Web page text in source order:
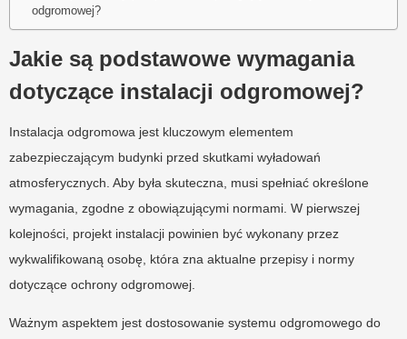
odgromowej?
Jakie są podstawowe wymagania
dotyczące instalacji odgromowej?
Instalacja odgromowa jest kluczowym elementem
zabezpieczającym budynki przed skutkami wyładowań
atmosferycznych. Aby była skuteczna, musi spełniać określone
wymagania, zgodne z obowiązującymi normami. W pierwszej
kolejności, projekt instalacji powinien być wykonany przez
wykwalifikowaną osobę, która zna aktualne przepisy i normy
dotyczące ochrony odgromowej.
Ważnym aspektem jest dostosowanie systemu odgromowego do